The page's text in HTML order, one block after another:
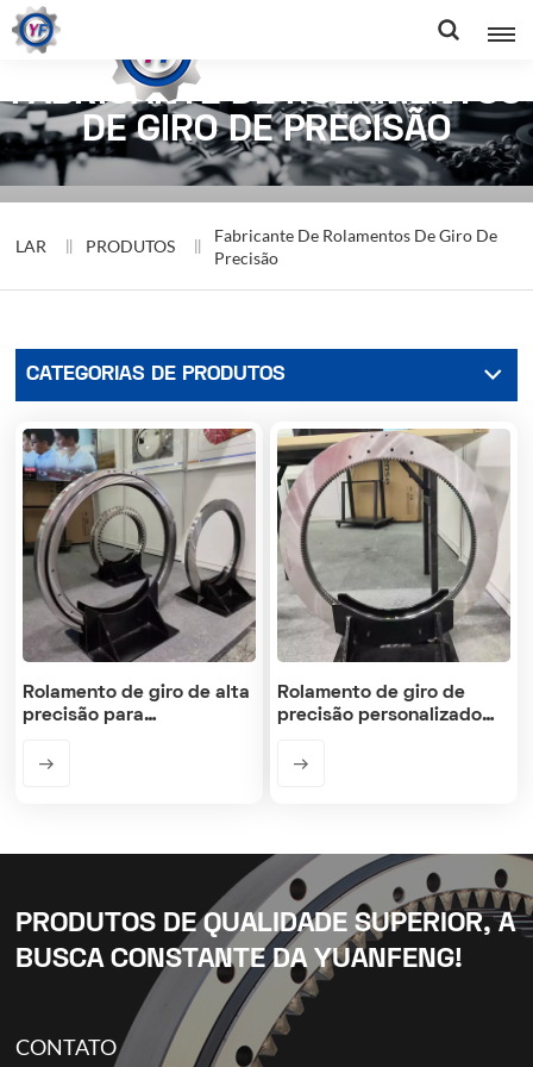
FABRICANTE DE ROLAMENTOS
DE GIRO DE PRECISÃO
LAR PRODUTOS
Fabricante De Rolamentos De Giro De
Precisão
CATEGORIAS DE PRODUTOS
Rolamento de giro de alta
precisão para
Rolamento de giro de
precisão personalizado
máquina CNC
PRODUTOS DE QUALIDADE SUPERIOR, A
BUSCA CONSTANTE DA YUANFENG!
CONTATO